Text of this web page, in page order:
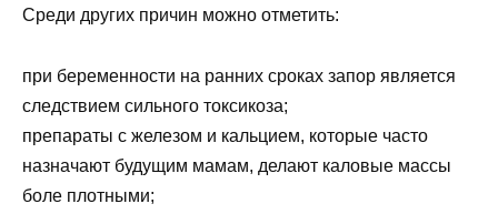
Среди других причин можно отметить:
при беременности на ранних сроках запор является
следствием сильного токсикоза;
препараты с железом и кальцием, которые часто
назначают будущим мамам, делают каловые массы
боле плотными;